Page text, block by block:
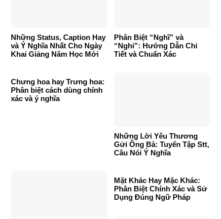
Những Status, Caption Hay
và Ý Nghĩa Nhất Cho Ngày
Khai Giảng Năm Học Mới
Phân Biệt “Nghĩ” và
“Nghỉ”: Hướng Dẫn Chi
Tiết và Chuẩn Xác
Chưng hoa hay Trưng hoa:
Phân biệt cách dùng chính
xác và ý nghĩa
Những Lời Yêu Thương
Gửi Ông Bà: Tuyển Tập Stt,
Câu Nói Ý Nghĩa
Mặt Khác Hay Mặc Khác:
Phân Biệt Chính Xác và Sử
Dụng Đúng Ngữ Pháp